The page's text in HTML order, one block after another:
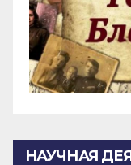
НАУЧНАЯ